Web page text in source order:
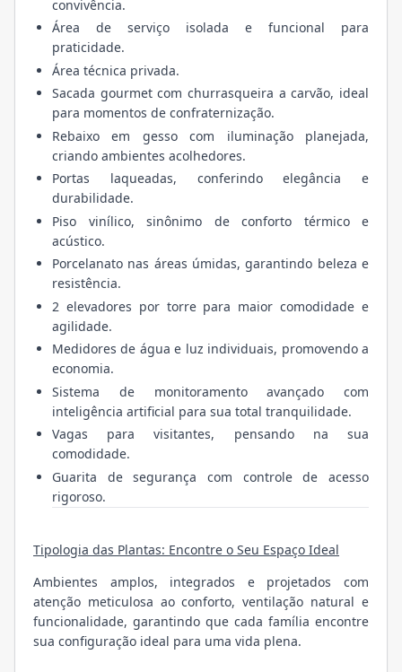
convivência.
Área de serviço isolada e funcional para
praticidade.
Área técnica privada.
Sacada gourmet com churrasqueira a carvão, ideal
para momentos de confraternização.
Rebaixo em gesso com iluminação planejada,
criando ambientes acolhedores.
Portas laqueadas, conferindo elegância e
durabilidade.
Piso vinílico, sinônimo de conforto térmico e
acústico.
Porcelanato nas áreas úmidas, garantindo beleza e
resistência.
2 elevadores por torre para maior comodidade e
agilidade.
Medidores de água e luz individuais, promovendo a
economia.
Sistema de monitoramento avançado com
inteligência artificial para sua total tranquilidade.
Vagas para visitantes, pensando na sua
comodidade.
Guarita de segurança com controle de acesso
rigoroso.
Tipologia das Plantas: Encontre o Seu Espaço Ideal
Ambientes amplos, integrados e projetados com
atenção meticulosa ao conforto, ventilação natural e
funcionalidade, garantindo que cada família encontre
sua configuração ideal para uma vida plena.